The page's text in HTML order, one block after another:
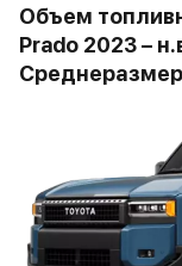
Объем
Prado 2023 –